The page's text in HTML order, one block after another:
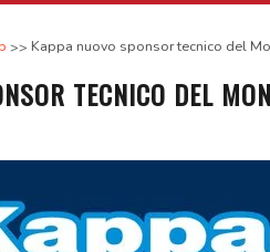
Kappa nuovo sponsor tecnico del
TECNICO DEL